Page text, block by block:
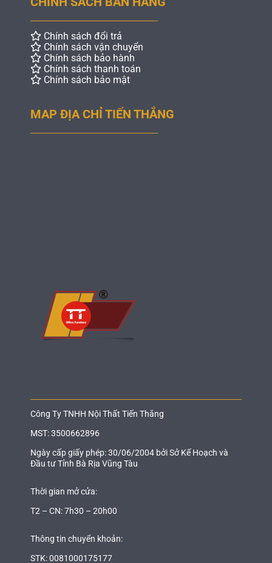
Chính sách đổi trả
Chính sách vận chuyển
Chính sách bảo hành
Chính sách thanh toán
Chính sách bảo mật
MAP ĐỊA CHỈ TIẾN THẮNG
Công Ty TNHH Nội Thất Tiến Thắng
MST: 3500662896
Ngày cấp giấy phép: 30/06/2004 bởi Sở Kế Hoạch và
Đầu tư Tỉnh Bà Rịa Vũng Tàu
Thời gian mở cửa:
T2 – CN: 7h30 – 20h00
Thông tin chuyển khoản:
STK: 0081000175177